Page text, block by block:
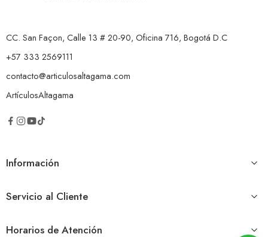
CC. San Façon, Calle 13 # 20-90, Oficina 716, Bogotá D.C
+57 333 2569111
contacto@articulosaltagama.com
ArtículosAltagama
Información
Servicio al Cliente
Horarios de Atención